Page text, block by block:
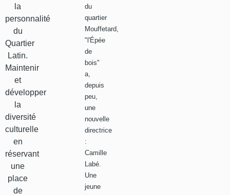
la
personnalité
du
Quartier
Latin.
Maintenir
et
développer
la
diversité
culturelle
en
réservant
une
place
de
du
quartier
Mouffetard,
"l'Épée
de
bois"
a,
depuis
peu,
une
nouvelle
directrice
:
Camille
Labé.
Une
jeune